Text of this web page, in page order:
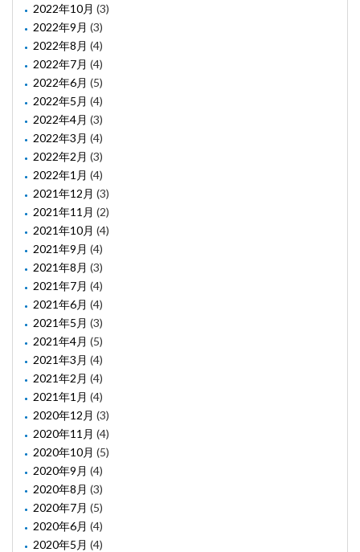
2022年10月 (3)
2022年9月 (3)
2022年8月 (4)
2022年7月 (4)
2022年6月 (5)
2022年5月 (4)
2022年4月 (3)
2022年3月 (4)
2022年2月 (3)
2022年1月 (4)
2021年12月 (3)
2021年11月 (2)
2021年10月 (4)
2021年9月 (4)
2021年8月 (3)
2021年7月 (4)
2021年6月 (4)
2021年5月 (3)
2021年4月 (5)
2021年3月 (4)
2021年2月 (4)
2021年1月 (4)
2020年12月 (3)
2020年11月 (4)
2020年10月 (5)
2020年9月 (4)
2020年8月 (3)
2020年7月 (5)
2020年6月 (4)
2020年5月 (4)